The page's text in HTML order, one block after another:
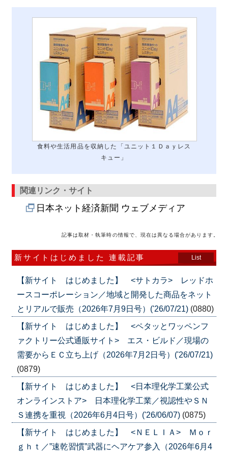
食料や生活用品を収納した「ユニット１Ｄａｙレス
キュー」
関連リンク・サイト
日本ネット経済新聞 ウェブメディア
記事は取材・執筆時の情報で、現在は異なる場合があります。
新サイトはじめました 連載記事 List
【新サイト はじめました】 <サトカラ> レッドホ
ースコーポレーション／地域と開発した商品をネット
とリアルで販売（2026年7月9日号）('26/07/21) (0880)
【新サイト はじめました】 <ペタッとワッペンフ
ァクトリー公式通販サイト> エス・ビルド／現場の
需要からＥＣ立ち上げ（2026年7月2日号）('26/07/21)
(0879)
【新サイト はじめました】 <日本理化学工業公式
オンラインストア> 日本理化学工業／視認性やＳＮ
Ｓ連携を重視（2026年6月4日号）('26/06/07) (0875)
【新サイト はじめました】 <ＮＥＬＩＡ> Ｍｏｒ
ｇｈｔ／”速乾習慣”武器にヘアケア参入（2026年6月4